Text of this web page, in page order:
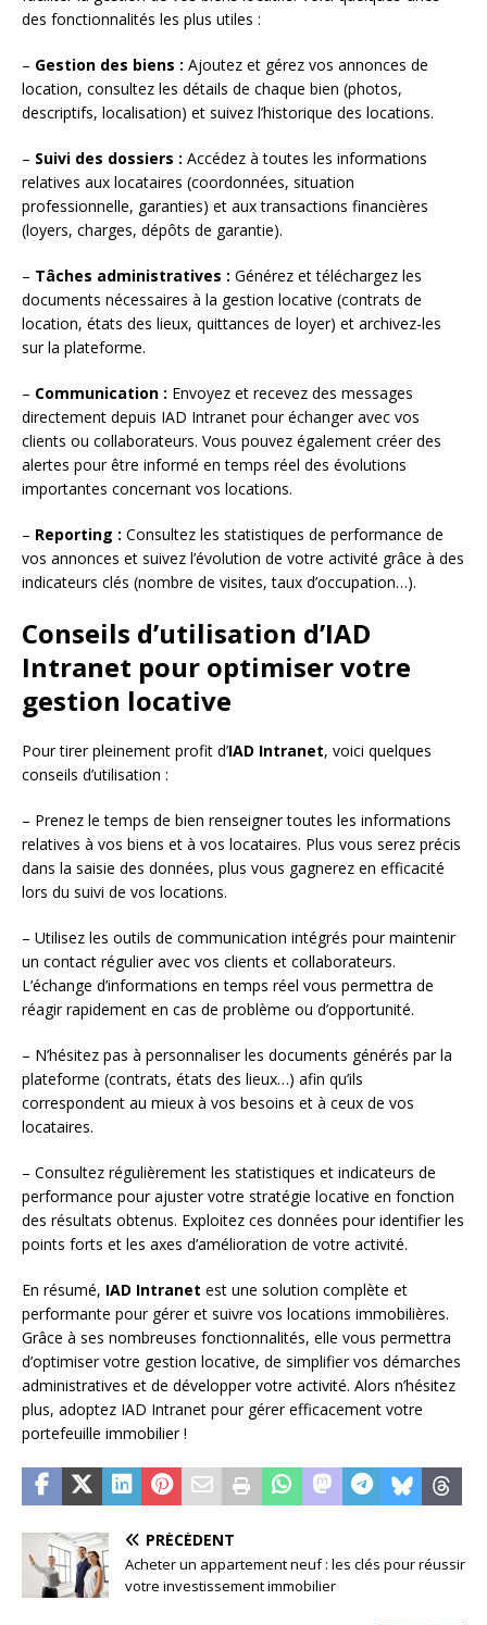
des fonctionnalités les plus utiles :
– Gestion des biens : Ajoutez et gérez vos annonces de
location, consultez les détails de chaque bien (photos,
descriptifs, localisation) et suivez l’historique des locations.
– Suivi des dossiers : Accédez à toutes les informations
relatives aux locataires (coordonnées, situation
professionnelle, garanties) et aux transactions financières
(loyers, charges, dépôts de garantie).
– Tâches administratives : Générez et téléchargez les
documents nécessaires à la gestion locative (contrats de
location, états des lieux, quittances de loyer) et archivez-les
sur la plateforme.
– Communication : Envoyez et recevez des messages
directement depuis IAD Intranet pour échanger avec vos
clients ou collaborateurs. Vous pouvez également créer des
alertes pour être informé en temps réel des évolutions
importantes concernant vos locations.
– Reporting : Consultez les statistiques de performance de
vos annonces et suivez l’évolution de votre activité grâce à des
indicateurs clés (nombre de visites, taux d’occupation…).
Conseils d’utilisation d’IAD
Intranet pour optimiser votre
gestion locative
Pour tirer pleinement profit d’IAD Intranet, voici quelques
conseils d’utilisation :
– Prenez le temps de bien renseigner toutes les informations
relatives à vos biens et à vos locataires. Plus vous serez précis
dans la saisie des données, plus vous gagnerez en efficacité
lors du suivi de vos locations.
– Utilisez les outils de communication intégrés pour maintenir
un contact régulier avec vos clients et collaborateurs.
L’échange d’informations en temps réel vous permettra de
réagir rapidement en cas de problème ou d’opportunité.
– N’hésitez pas à personnaliser les documents générés par la
plateforme (contrats, états des lieux…) afin qu’ils
correspondent au mieux à vos besoins et à ceux de vos
locataires.
– Consultez régulièrement les statistiques et indicateurs de
performance pour ajuster votre stratégie locative en fonction
des résultats obtenus. Exploitez ces données pour identifier les
points forts et les axes d’amélioration de votre activité.
En résumé, IAD Intranet est une solution complète et
performante pour gérer et suivre vos locations immobilières.
Grâce à ses nombreuses fonctionnalités, elle vous permettra
d’optimiser votre gestion locative, de simplifier vos démarches
administratives et de développer votre activité. Alors n’hésitez
plus, adoptez IAD Intranet pour gérer efficacement votre
portefeuille immobilier !
PRÉCÉDENT
Acheter un appartement neuf : les clés pour réussir
votre investissement immobilier